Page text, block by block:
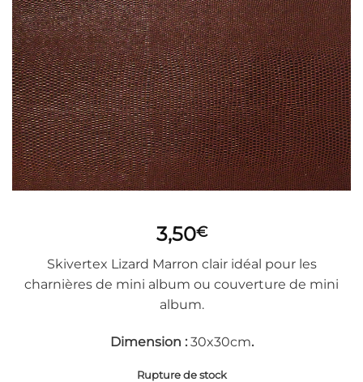
3,50€
Skivertex Lizard Marron clair idéal pour les
charnières de mini album ou couverture de mini
album.
Dimension : 30x30cm.
Rupture de stock